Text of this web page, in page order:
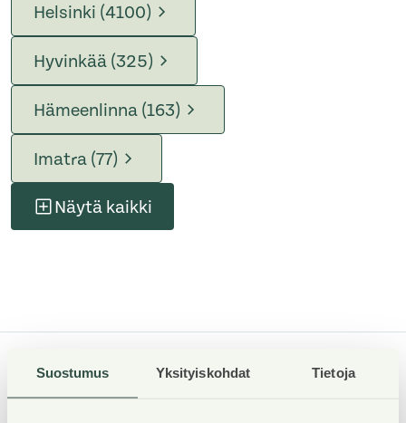
Suostumus Yksityiskohdat Tietoja
Helsinki (4100)
Hyvinkää (325)
Hämeenlinna (163)
Imatra (77)
Näytä kaikki